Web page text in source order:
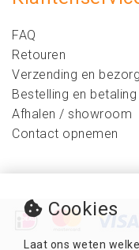
FAQ
Retouren
Verzending en
Bestelling en betaling
Afhalen / showroom
Contact opnemen
Cookies
Laat ons weten